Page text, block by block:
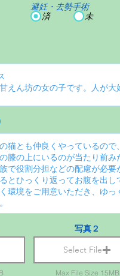
避妊・去勢手術
済
未
写真２
Select File
Max File Size 15MB